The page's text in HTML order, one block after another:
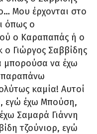
Μου έρχονται στο
όπως ο
ο Καραπαπάς ή ο
Γιώργος Σαββίδης
μπορούσα να έχω
καμία! Αυτοί
εγώ έχω Μπούση,
Σαμαρά Γιάννη
τζούνιορ, εγώ